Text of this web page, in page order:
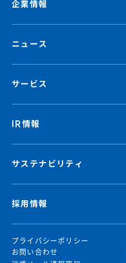
企業情報
ニュース
サービス
IR情報
サステナビリティ
採用情報
プライバシーポリシー
お問い合わせ